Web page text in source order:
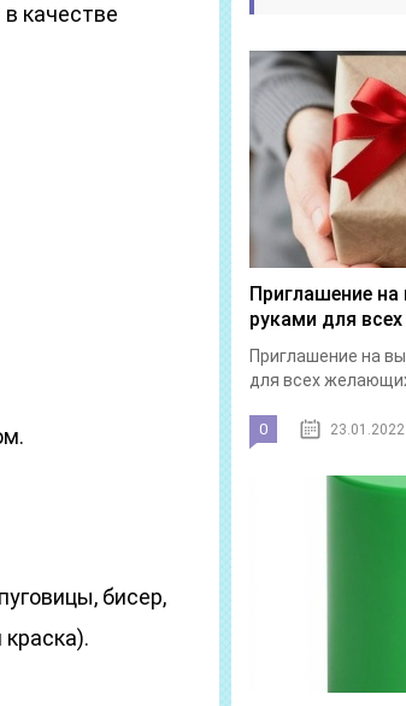
качестве
бисер,
Приглашение
руками для
Приглашение на
для всех
0 23.01.2022